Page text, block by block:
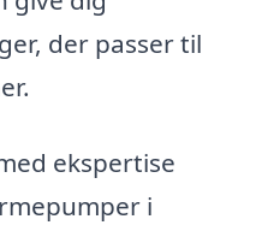
der passer til
ekspertise
i